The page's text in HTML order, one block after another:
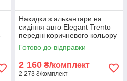
Накидки з алькантари на
сидіння авто Elegant Trento
передні коричневого кольору
EL 700 605
Готово до відправки
2 160 ₴/комплект
2 273 ₴/комплект